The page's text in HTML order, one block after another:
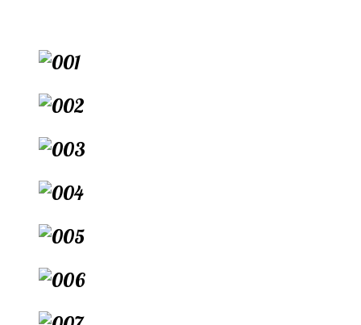
содержимому